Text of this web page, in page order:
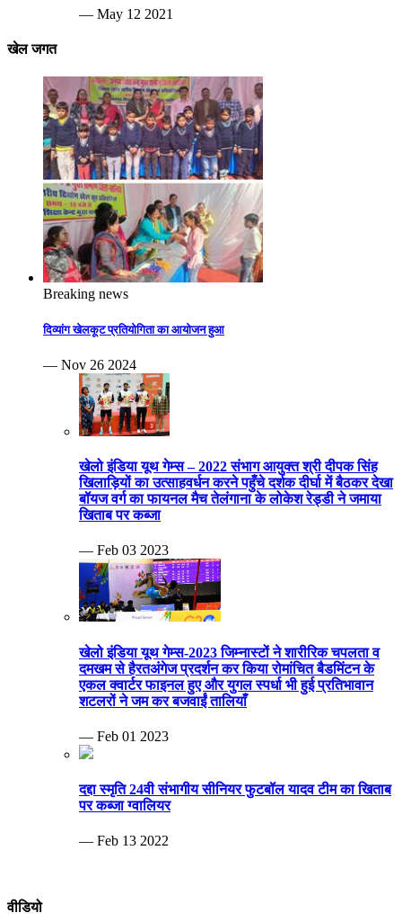
— May 12 2021
खेल जगत
Breaking news
दिव्यांग खेलकूट प्रतियोगिता का आयोजन हुआ
— Nov 26 2024
खेलो इंडिया यूथ गेम्स – 2022 संभाग आयुक्त श्री दीपक सिंह
खिलाड़ियों का उत्साहवर्धन करने पहुँचे दर्शक दीर्घा में बैठकर देखा
बॉयज वर्ग का फायनल मैच तेलंगाना के लोकेश रेड्डी ने जमाया
खिताब पर कब्जा
— Feb 03 2023
खेलो इंडिया यूथ गेम्स-2023 जिम्नास्टों ने शारीरिक चपलता व
दमखम से हैरतअंगेज प्रदर्शन कर किया रोमांचित बैडमिंटन के
एकल क्वार्टर फाइनल हुए और युगल स्पर्धा भी हुई प्रतिभावान
शटलरों ने जम कर बजवाईं तालियाँ
— Feb 01 2023
दद्दा स्मृति 24वी संभागीय सीनियर फुटबॉल यादव टीम का खिताब
पर कब्जा ग्वालियर
— Feb 13 2022
वीडियो